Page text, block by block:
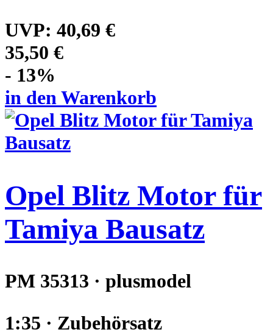
UVP: 40,69 €
35,50 €
- 13%
in den Warenkorb
Opel Blitz Motor für
Tamiya Bausatz
PM 35313 · plusmodel
1:35 · Zubehörsatz